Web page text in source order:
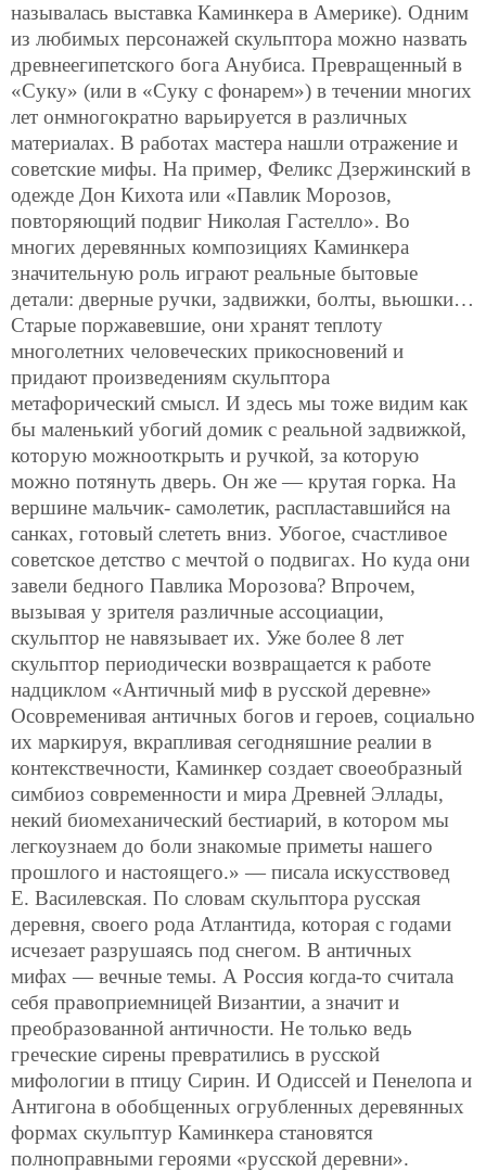
называлась выставка Каминкера в Америке). Одним
из любимых персонажей скульптора можно назвать
древнеегипетского бога Анубиса. Превращенный в
«Суку» (или в «Суку с фонарем») в течении многих
лет онмногократно варьируется в различных
материалах. В работах мастера нашли отражение и
советские мифы. На пример, Феликс Дзержинский в
одежде Дон Кихота или «Павлик Морозов,
повторяющий подвиг Николая Гастелло». Во
многих деревянных композициях Каминкера
значительную роль играют реальные бытовые
детали: дверные ручки, задвижки, болты, вьюшки…
Старые поржавевшие, они хранят теплоту
многолетних человеческих прикосновений и
придают произведениям скульптора
метафорический смысл. И здесь мы тоже видим как
бы маленький убогий домик с реальной задвижкой,
которую можнооткрыть и ручкой, за которую
можно потянуть дверь. Он же — крутая горка. На
вершине мальчик- самолетик, распластавшийся на
санках, готовый слететь вниз. Убогое, счастливое
советское детство с мечтой о подвигах. Но куда они
завели бедного Павлика Морозова? Впрочем,
вызывая у зрителя различные ассоциации,
скульптор не навязывает их. Уже более 8 лет
скульптор периодически возвращается к работе
надциклом «Античный миф в русской деревне»
Осовременивая античных богов и героев, социально
их маркируя, вкрапливая сегодняшние реалии в
контекствечности, Каминкер создает своеобразный
симбиоз современности и мира Древней Эллады,
некий биомеханический бестиарий, в котором мы
легкоузнаем до боли знакомые приметы нашего
прошлого и настоящего.» — писала искусствовед
Е. Василевская. По словам скульптора русская
деревня, своего рода Атлантида, которая с годами
исчезает разрушаясь под снегом. В античных
мифах — вечные темы. А Россия когда-то считала
себя правоприемницей Византии, а значит и
преобразованной античности. Не только ведь
греческие сирены превратились в русской
мифологии в птицу Сирин. И Одиссей и Пенелопа и
Антигона в обобщенных огрубленных деревянных
формах скульптур Каминкера становятся
полноправными героями «русской деревни».